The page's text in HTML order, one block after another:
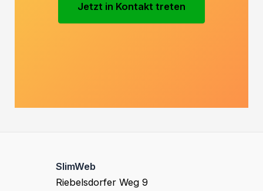
Jetzt in Kontakt treten
SlimWeb
Riebelsdorfer Weg 9